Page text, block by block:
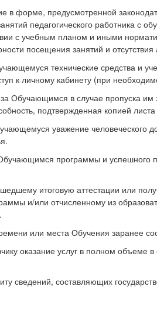
в форме, предусмотренной
педагогического работника с
с учебным планом и иными
посещения занятий и
технические средства и
к личному кабинету (при
Обучающимся в случае пропуска
подтвержденная копией
уважение человеческого
программы и успешного
итоговую аттестации или
и/или отчисленному из
или места Обучения заранее
оказание услуг в полном
сведений, составляющих